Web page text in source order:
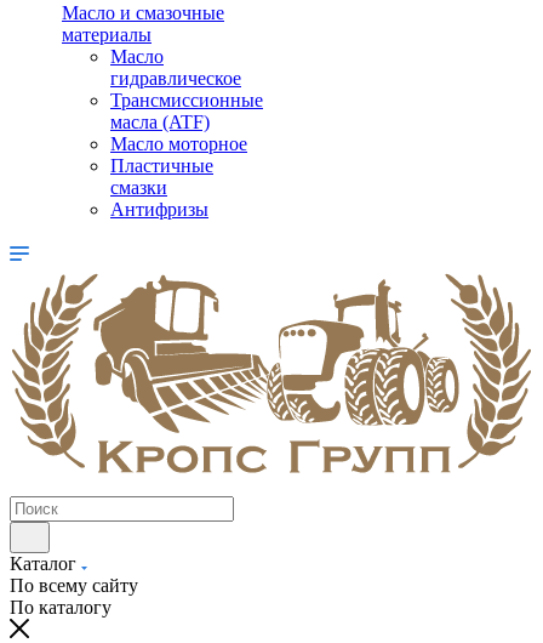
Масло и смазочные
материалы
Масло
гидравлическое
Трансмиссионные
масла (ATF)
Масло моторное
Пластичные
смазки
Антифризы
Каталог
По всему сайту
По каталогу